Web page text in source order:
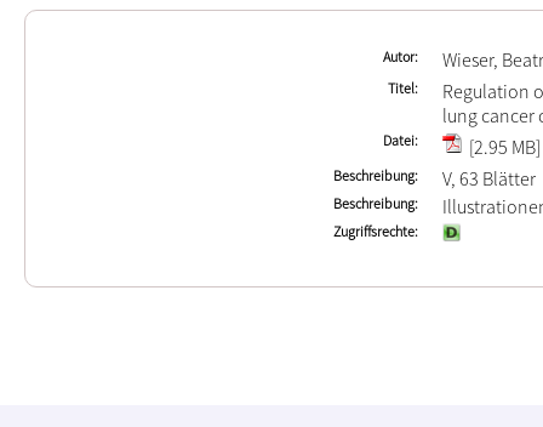
Autor Wieser,
Titel
Regulation
lung cancer
Datei [2.95 MB]
Beschreibung V, 63 Blätter
Beschreibung
Zugriffsrechte